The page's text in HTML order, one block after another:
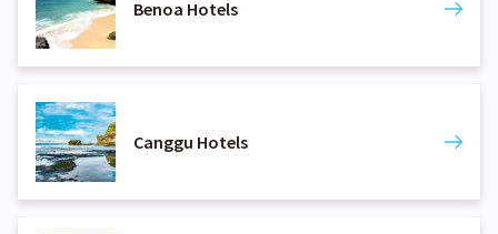
Benoa Hotels
Canggu Hotels